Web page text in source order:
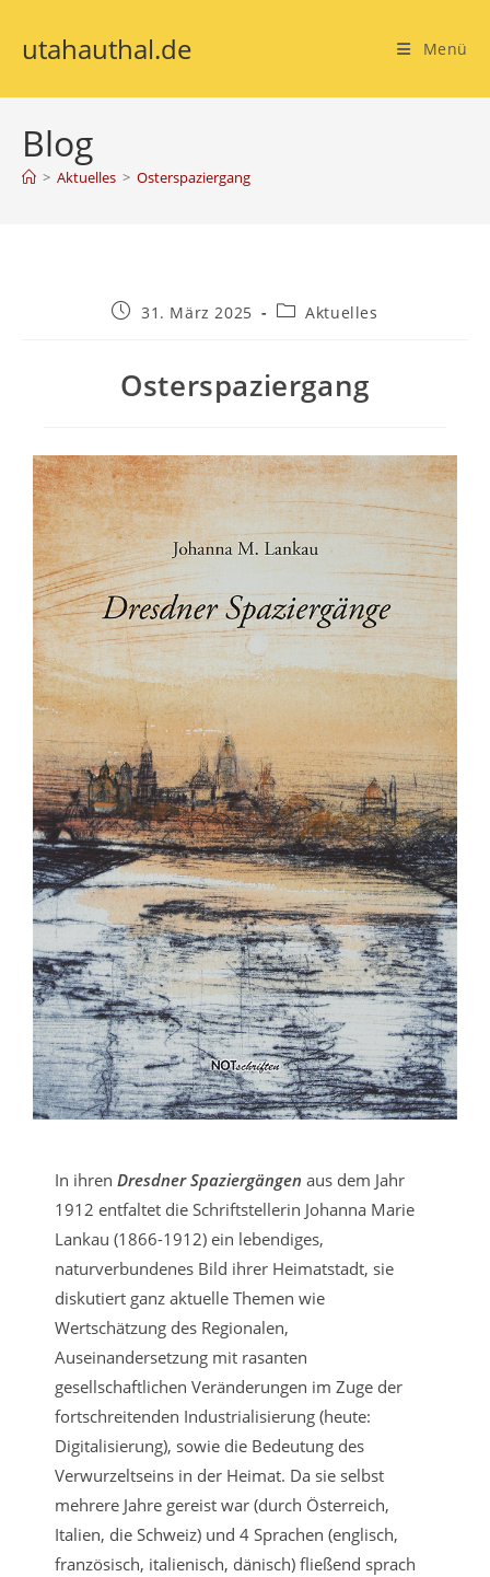
utahauthal.de Menü
Blog
> Aktuelles > Osterspaziergang
31. März 2025 Aktuelles
Osterspaziergang
In ihren Dresdner Spaziergängen aus dem Jahr
1912 entfaltet die Schriftstellerin Johanna Marie
Lankau (1866-1912) ein lebendiges,
naturverbundenes Bild ihrer Heimatstadt, sie
diskutiert ganz aktuelle Themen wie
Wertschätzung des Regionalen,
Auseinandersetzung mit rasanten
gesellschaftlichen Veränderungen im Zuge der
fortschreitenden Industrialisierung (heute:
Digitalisierung), sowie die Bedeutung des
Verwurzeltseins in der Heimat. Da sie selbst
mehrere Jahre gereist war (durch Österreich,
Italien, die Schweiz) und 4 Sprachen (englisch,
französisch, italienisch, dänisch) fließend sprach